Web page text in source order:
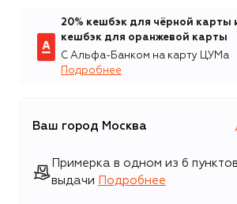
20% кешбэк для чёрной карты
кешбэк для оранжевой карты
С Альфа-Банком на карту ЦУМа
Подробнее
Ваш город Москва
Примерка в одном из 6 пунктов
выдачи
Подробнее